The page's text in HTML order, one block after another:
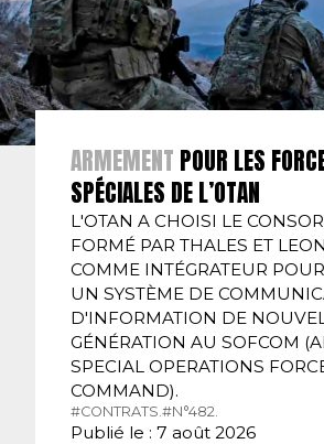
ARMEMENT POUR LES
SPÉCIALES DE L’OTAN
L'OTAN A CHOISI LE
FORMÉ PAR THALES ET
COMME INTÉGRATEUR
UN SYSTÈME DE
D'INFORMATION DE
GÉNÉRATION AU SOFCOM
SPECIAL OPERATIONS
COMMAND).
#CONTRATS. #N°482.
Publié le : 7 août 2026